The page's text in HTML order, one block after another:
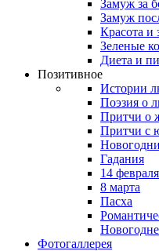
Замуж за
Замуж
Красота и
Зеленые
Диета и
Позитивное
Истории
Поэзия о
Притчи о
Притчи с
Гадания
14 февраля
8 марта
Пасха
Фотогаллерея